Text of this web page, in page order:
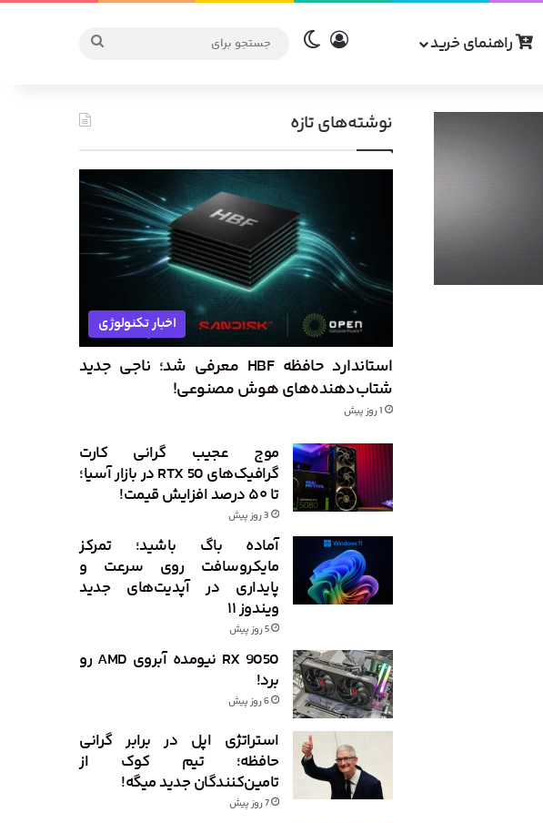
راهنمای خرید ورودتغییر پوسته
جستجو
نوشته‌های تازه
اخبار تکنولوژی
استاندارد حافظه HBF معرفی شد؛ ناجی جدید
شتاب‌دهنده‌های هوش مصنوعی!
1 روز پیش
موج عجیب گرانی کارت
گرافیک‌های RTX 50 در بازار آسیا؛
تا ۵۰ درصد افزایش قیمت!
3 روز پیش
آماده باگ باشید؛ تمرکز
مایکروسافت روی سرعت و
پایداری در آپدیت‌های جدید
ویندوز ۱۱
5 روز پیش
RX 9050 نیومده آبروی AMD رو
برد!
6 روز پیش
استراتژی اپل در برابر گرانی
حافظه؛ تیم کوک از
تامین‌کنندگان جدید میگه!
7 روز پیش